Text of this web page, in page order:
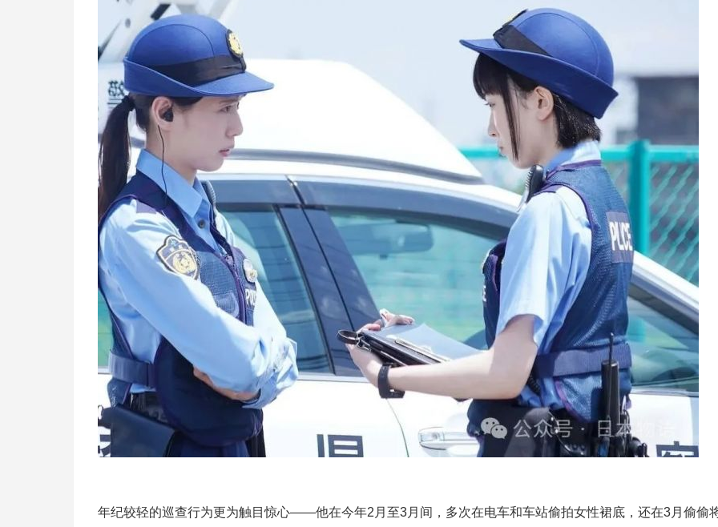
年纪较轻的巡查行为更为触目惊心——他在今年2月至3月间，多次在电车和车站偷拍女性裙底，还在3月偷偷